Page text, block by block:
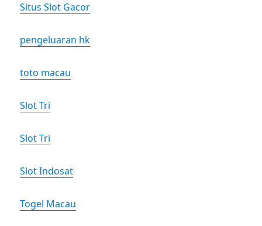
Situs Slot Gacor
pengeluaran hk
toto macau
Slot Tri
Slot Tri
Slot Indosat
Togel Macau